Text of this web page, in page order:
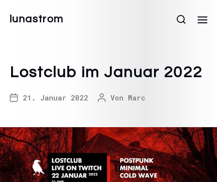
lunastrom
Lostclub im Januar 2022
21. Januar 2022 Von Marc